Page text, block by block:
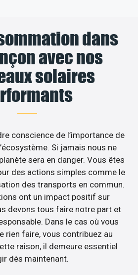
dans
avec nos
solaires
conscience de l’importance de
Si jamais nous ne
sera en danger. Vous êtes
des actions simples comme le
des transports en commun.
ont un impact positif sur
devons tous faire notre part et
Dans le cas où vous
rien faire, vous contribuez au
raison, il demeure essentiel
dès maintenant.